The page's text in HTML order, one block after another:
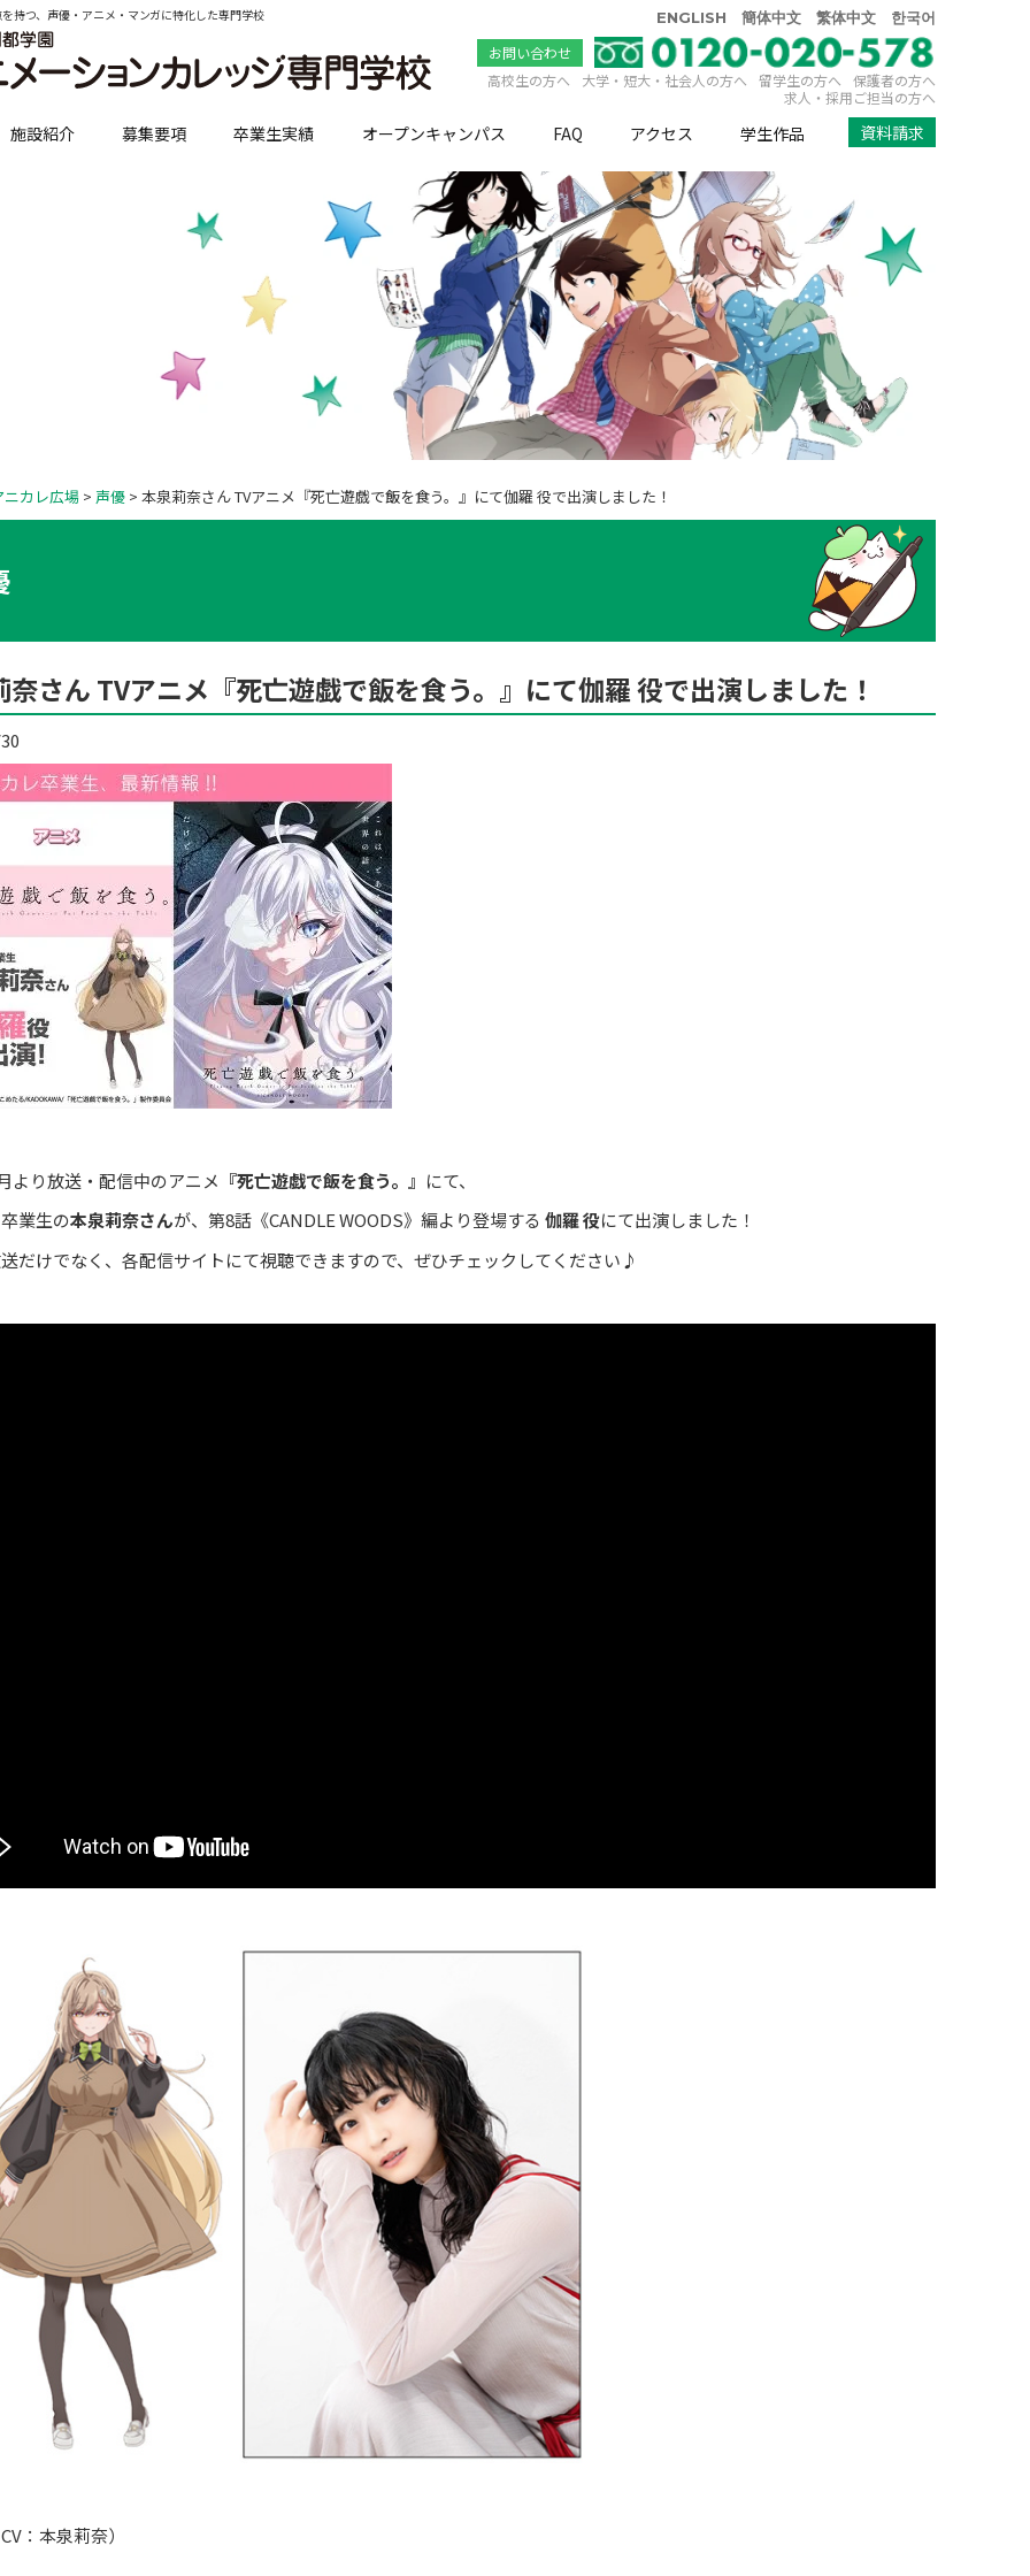
持つ、声優・アニメ・マンガに特化した専門学校 ENGLISH 簡体中文 繁体中文 한국어
お問い合わせ
高校生の方へ
大学・短大・社会人の方へ 留学生の方へ
保護者の方へ
求人・採用ご担当の方へ
施設紹介 募集要項 卒業生実績 オープンキャンパス FAQ アクセス 学生作品 資料請求
ニカレ広場> 声優> 本泉莉奈さん TVアニメ『死亡遊戯で飯を食う。』にて伽羅 役で出演しました！
奈さん TVアニメ『死亡遊戯で飯を食う。』にて伽羅 役で出演しました！
より放送・配信中のアニメ 『死亡遊戯で飯を食う。』 にて、
業生の本泉莉奈さんが、第8話《CANDLE WOODS》編より登場する 伽羅 役にて出演しました！
だけでなく、各配信サイトにて視聴できますので、ぜひチェックしてください♪
：本泉莉奈）